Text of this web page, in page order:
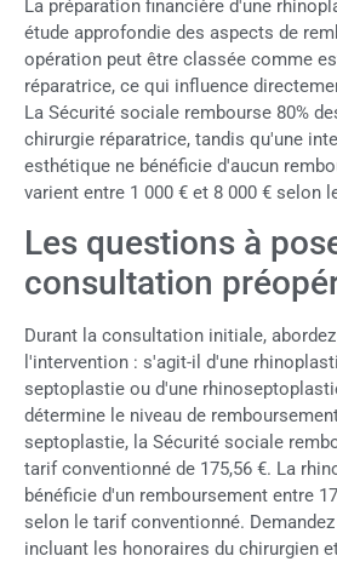
La préparation financière d'une
étude approfondie des aspects de
opération peut être classée comme
réparatrice, ce qui influence
La Sécurité sociale rembourse 80%
chirurgie réparatrice, tandis qu'une
esthétique ne bénéficie d'aucun
varient entre 1 000 € et 8 000 € selon
Les questions à
consultation
Durant la consultation initiale,
l'intervention : s'agit-il d'une
septoplastie ou d'une
détermine le niveau de
septoplastie, la Sécurité sociale
tarif conventionné de 175,56 €. La
bénéficie d'un remboursement entre
selon le tarif conventionné.
incluant les honoraires du chirurgien